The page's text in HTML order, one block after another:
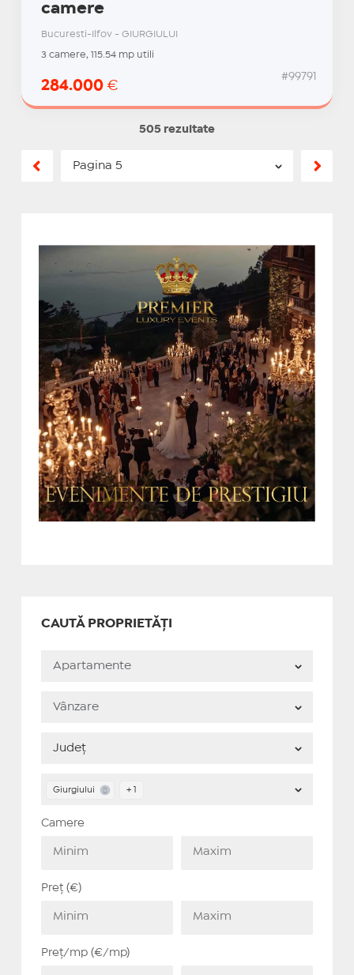
camere
Bucuresti-Ilfov - GIURGIULUI
3 camere, 115.54 mp utili
284.000 €
#99791
505 rezultate
CAUTĂ PROPRIETĂȚI
Giurgiului + 1
Camere
Preț (€)
Preț/mp (€/mp)